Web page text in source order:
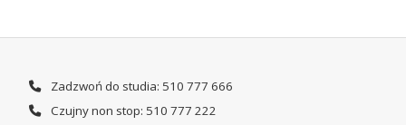
Zadzwoń do studia: 510 777 666
Czujny non stop: 510 777 222